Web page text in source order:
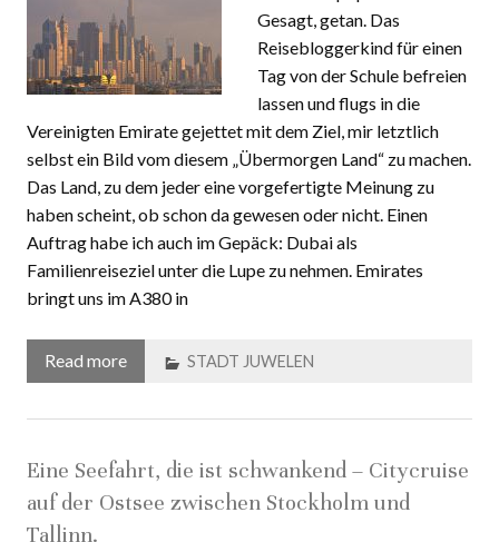
beim Schopf packen.
Gesagt, getan. Das
Reisebloggerkind für einen
Tag von der Schule befreien
lassen und flugs in die
Vereinigten Emirate gejettet mit dem Ziel, mir letztlich
selbst ein Bild vom diesem „Übermorgen Land“ zu machen.
Das Land, zu dem jeder eine vorgefertigte Meinung zu
haben scheint, ob schon da gewesen oder nicht. Einen
Auftrag habe ich auch im Gepäck: Dubai als
Familienreiseziel unter die Lupe zu nehmen. Emirates
Read more
Eine Seefahrt, die ist schwankend – Citycruise
auf der Ostsee zwischen Stockholm und